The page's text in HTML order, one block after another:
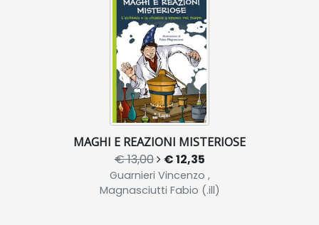
MAGHI E REAZIONI MISTERIOSE
€ 13,00 € 12,35
Guarnieri Vincenzo ,
Magnasciutti Fabio (.ill)